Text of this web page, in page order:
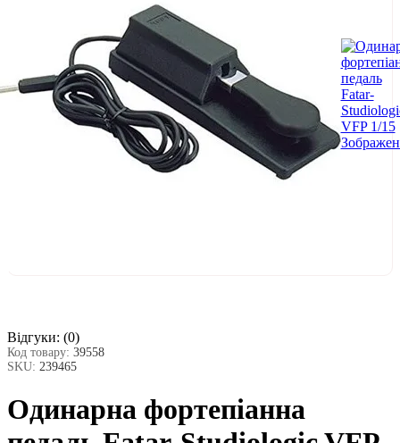
Відгуки: (0)
Код товару: 39558
SKU: 239465
Одинарна фортепіанна